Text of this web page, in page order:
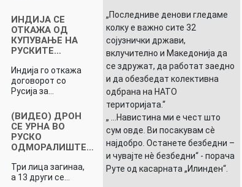
ИНДИЈА СЕ
ОТКАЖА ОД
КУПУВАЊЕ НА
РУСКИТЕ…
Индија го откажа
договорот со
Русија за…
(ВИДЕО) ДРОН
СЕ УРНА ВО
РУСКО
ОДМОРАЛИШТЕ…
Три лица загинаа,
а 13 други се…
„Последниве денови гледаме
колку е важно сите 32
сојузнички држави,
вклучително и Македонија да
се здружат, да работат заедно
и да обезбедат колективна
одбрана на НАТО
територијата.“
„ ...Навистина ми е чест што
сум овде. Ви посакувам сè
најдобро. Останете безбедни –
и чувајте нè безбедни“ - порача
Руте од касарната „Илинден“.